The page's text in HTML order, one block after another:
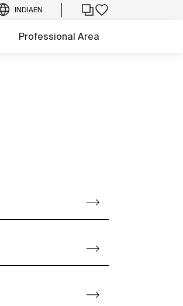
INDIAEN
Professional Area